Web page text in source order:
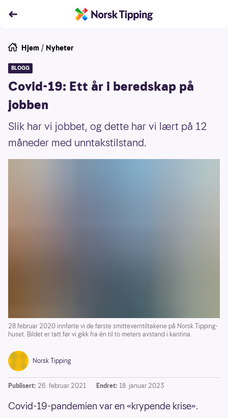
Hjem / Nyheter
BLOGG
Covid-19: Ett år i beredskap på
jobben
Slik har vi jobbet, og dette har vi lært på 12
måneder med unntakstilstand.
28.februar 2020 innførte vi de første smitteverntiltakene på Norsk Tipping-
huset. Bildet er tatt før vi gikk fra én til to meters avstand i kantina.
Norsk Tipping
Publisert: 26. februar 2021 Endret: 18. januar 2023
Covid-19-pandemien var en «krypende krise».